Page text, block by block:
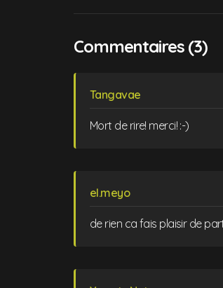
Commentaires (3)
Tangavae
Mort de rire! merci! :-)
el.meyo
de rien ca fais plaisir de